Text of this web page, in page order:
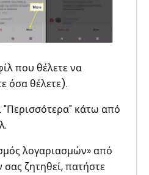
που θέλετε να
όσα θέλετε).
"Περισσότερα" κάτω από
λογαριασμών» από
σας ζητηθεί, πατήστε